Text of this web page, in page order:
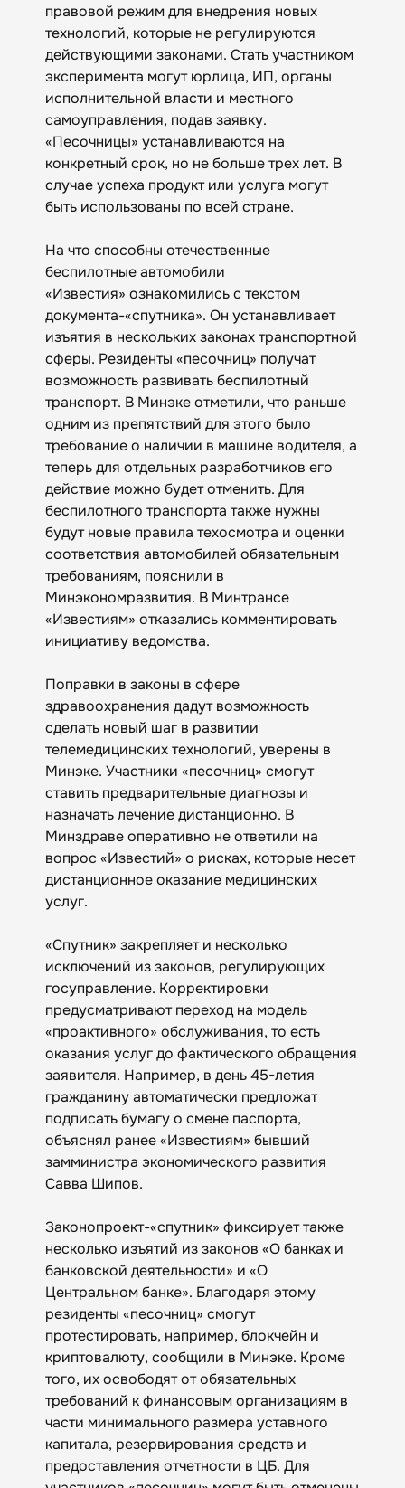
правовой режим для внедрения новых
технологий, которые не регулируются
действующими законами. Стать участником
эксперимента могут юрлица, ИП, органы
исполнительной власти и местного
самоуправления, подав заявку.
«Песочницы» устанавливаются на
конкретный срок, но не больше трех лет. В
случае успеха продукт или услуга могут
быть использованы по всей стране.
На что способны отечественные
беспилотные автомобили
«Известия» ознакомились с текстом
документа-«спутника». Он устанавливает
изъятия в нескольких законах транспортной
сферы. Резиденты «песочниц» получат
возможность развивать беспилотный
транспорт. В Минэке отметили, что раньше
одним из препятствий для этого было
требование о наличии в машине водителя, а
теперь для отдельных разработчиков его
действие можно будет отменить. Для
беспилотного транспорта также нужны
будут новые правила техосмотра и оценки
соответствия автомобилей обязательным
требованиям, пояснили в
Минэкономразвития. В Минтрансе
«Известиям» отказались комментировать
инициативу ведомства.
Поправки в законы в сфере
здравоохранения дадут возможность
сделать новый шаг в развитии
телемедицинских технологий, уверены в
Минэке. Участники «песочниц» смогут
ставить предварительные диагнозы и
назначать лечение дистанционно. В
Минздраве оперативно не ответили на
вопрос «Известий» о рисках, которые несет
дистанционное оказание медицинских
услуг.
«Спутник» закрепляет и несколько
исключений из законов, регулирующих
госуправление. Корректировки
предусматривают переход на модель
«проактивного» обслуживания, то есть
оказания услуг до фактического обращения
заявителя. Например, в день 45-летия
гражданину автоматически предложат
подписать бумагу о смене паспорта,
объяснял ранее «Известиям» бывший
замминистра экономического развития
Савва Шипов.
Законопроект-«спутник» фиксирует также
несколько изъятий из законов «О банках и
банковской деятельности» и «О
Центральном банке». Благодаря этому
резиденты «песочниц» смогут
протестировать, например, блокчейн и
криптовалюту, сообщили в Минэке. Кроме
того, их освободят от обязательных
требований к финансовым организациям в
части минимального размера уставного
капитала, резервирования средств и
предоставления отчетности в ЦБ. Для